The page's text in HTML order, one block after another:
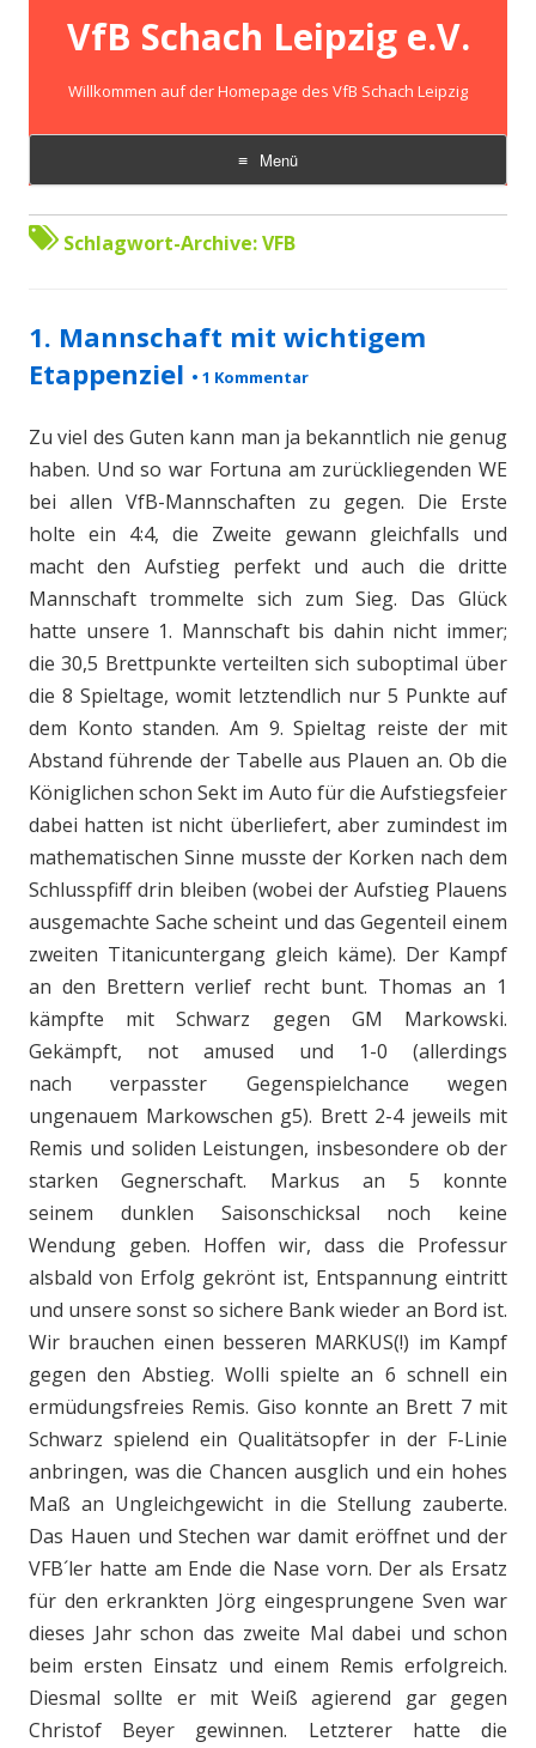
VfB Schach Leipzig e.V.
Willkommen auf der Homepage des VfB Schach Leipzig
Menü
Zum
Inhalt
springen
Schlagwort-Archive:VFB
1. Mannschaft mit wichtigem
Etappenziel • 1 Kommentar
Zu viel des Guten kann man ja bekanntlich nie genug
haben. Und so war Fortuna am zurückliegenden WE
bei allen VfB-Mannschaften zu gegen. Die Erste
holte ein 4:4, die Zweite gewann gleichfalls und
macht den Aufstieg perfekt und auch die dritte
Mannschaft trommelte sich zum Sieg. Das Glück
hatte unsere 1. Mannschaft bis dahin nicht immer;
die 30,5 Brettpunkte verteilten sich suboptimal über
die 8 Spieltage, womit letztendlich nur 5 Punkte auf
dem Konto standen. Am 9. Spieltag reiste der mit
Abstand führende der Tabelle aus Plauen an. Ob die
Königlichen schon Sekt im Auto für die Aufstiegsfeier
dabei hatten ist nicht überliefert, aber zumindest im
mathematischen Sinne musste der Korken nach dem
Schlusspfiff drin bleiben (wobei der Aufstieg Plauens
ausgemachte Sache scheint und das Gegenteil einem
zweiten Titanicuntergang gleich käme). Der Kampf
an den Brettern verlief recht bunt. Thomas an 1
kämpfte mit Schwarz gegen GM Markowski.
Gekämpft, not amused und 1-0 (allerdings
nach verpasster Gegenspielchance wegen
ungenauem Markowschen g5). Brett 2-4 jeweils mit
Remis und soliden Leistungen, insbesondere ob der
starken Gegnerschaft. Markus an 5 konnte
seinem dunklen Saisonschicksal noch keine
Wendung geben. Hoffen wir, dass die Professur
alsbald von Erfolg gekrönt ist, Entspannung eintritt
und unsere sonst so sichere Bank wieder an Bord ist.
Wir brauchen einen besseren MARKUS(!) im Kampf
gegen den Abstieg. Wolli spielte an 6 schnell ein
ermüdungsfreies Remis. Giso konnte an Brett 7 mit
Schwarz spielend ein Qualitätsopfer in der F-Linie
anbringen, was die Chancen ausglich und ein hohes
Maß an Ungleichgewicht in die Stellung zauberte.
Das Hauen und Stechen war damit eröffnet und der
VFB´ler hatte am Ende die Nase vorn. Der als Ersatz
für den erkrankten Jörg eingesprungene Sven war
dieses Jahr schon das zweite Mal dabei und schon
beim ersten Einsatz und einem Remis erfolgreich.
Diesmal sollte er mit Weiß agierend gar gegen
Christof Beyer gewinnen. Letzterer hatte die